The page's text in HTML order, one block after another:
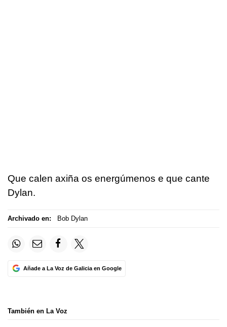
Que calen axiña os energúmenos e que cante
Dylan.
Archivado en: Bob Dylan
Añade a La Voz de Galicia en Google
También en La Voz